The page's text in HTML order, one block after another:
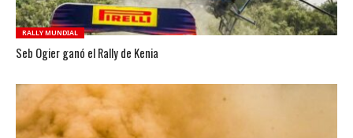
RALLY MUNDIAL
Seb Ogier ganó el Rally de Kenia